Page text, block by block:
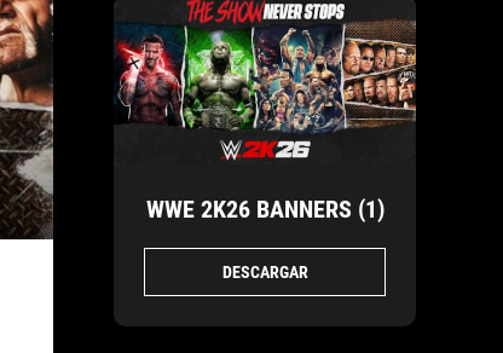
WWE 2K26 BANNERS (1)
DESCARGAR